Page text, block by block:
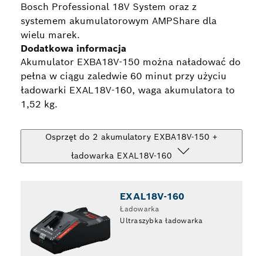
Bosch Professional 18V System oraz z
systemem akumulatorowym AMPShare dla
wielu marek.
Dodatkowa informacja
Akumulator EXBA18V-150 można naładować do
pełna w ciągu zaledwie 60 minut przy użyciu
ładowarki EXAL18V-160, waga akumulatora to
1,52 kg.
Osprzęt do 2 akumulatory EXBA18V-150 +
ładowarka EXAL18V-160
EXAL18V-160
Ładowarka
Ultraszybka ładowarka